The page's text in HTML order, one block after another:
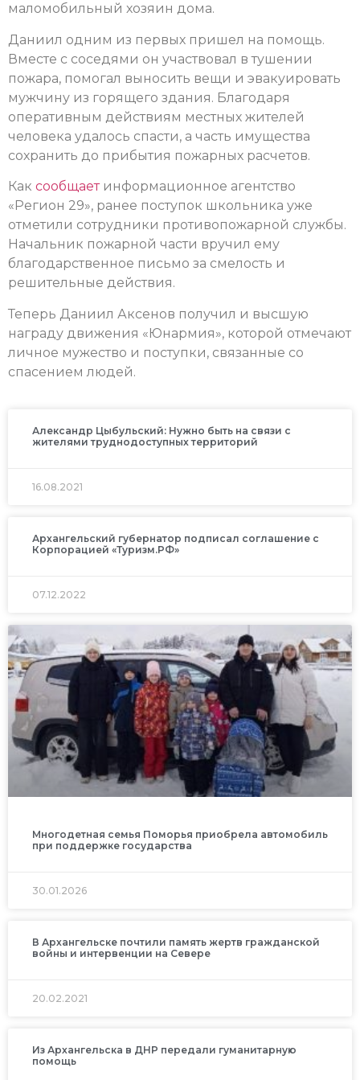
маломобильный хозяин дома.
Даниил одним из первых пришел на помощь.
Вместе с соседями он участвовал в тушении
пожара, помогал выносить вещи и эвакуировать
мужчину из горящего здания. Благодаря
оперативным действиям местных жителей
человека удалось спасти, а часть имущества
сохранить до прибытия пожарных расчетов.
Как сообщаетинформационное агентство
«Регион 29», ранее поступок школьника уже
отметили сотрудники противопожарной службы.
Начальник пожарной части вручил ему
благодарственное письмо за смелость и
решительные действия.
Теперь Даниил Аксенов получил и высшую
награду движения «Юнармия», которой отмечают
личное мужество и поступки, связанные со
спасением людей.
Александр Цыбульский: Нужно быть на связи с
жителями труднодоступных территорий
16.08.2021
Архангельский губернатор подписал соглашение с
Корпорацией «Туризм.РФ»
07.12.2022
Многодетная семья Поморья приобрела автомобиль
при поддержке государства
30.01.2026
В Архангельске почтили память жертв гражданской
войны и интервенции на Севере
20.02.2021
Из Архангельска в ДНР передали гуманитарную
помощь